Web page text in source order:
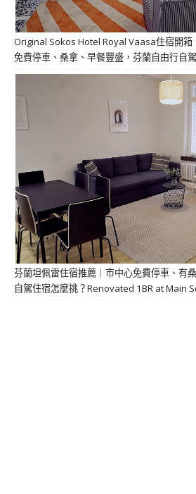
Original Sokos Hotel Royal Vaasa住宿開箱
免費停車、桑拿、早餐豐盛，芬蘭自由行自
芬蘭坦佩雷住宿推薦｜市中心免費停車、有
自駕住宿怎麼挑？Renovated 1BR at Main